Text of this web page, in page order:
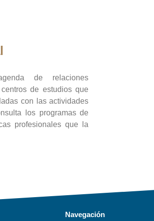
de relaciones
de estudios que
con las actividades
los programas de
profesionales que la
Navegación